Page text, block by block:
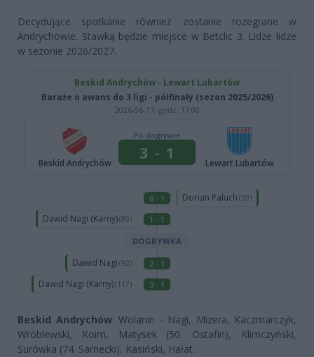
Decydujące spotkanie również zostanie rozegrane w
Andrychowie. Stawką będzie miejsce w Betclic 3. Lidze lidze
w sezonie 2026/2027.
Beskid Andrychów: Wolanin - Nagi, Mizera, Kaczmarczyk,
Wróblewski, Koim, Matysek (50. Ostafin), Klimczyński,
Surówka (74. Sarnecki), Kasiński, Hałat.